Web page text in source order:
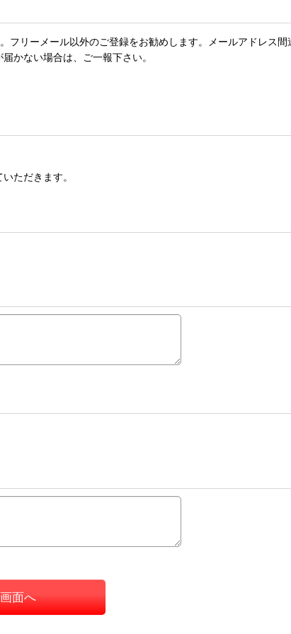
リーメール以外のご登録をお勧めします。メールアドレス
かない場合は、ご一報下さい。
ただきます。
面へ